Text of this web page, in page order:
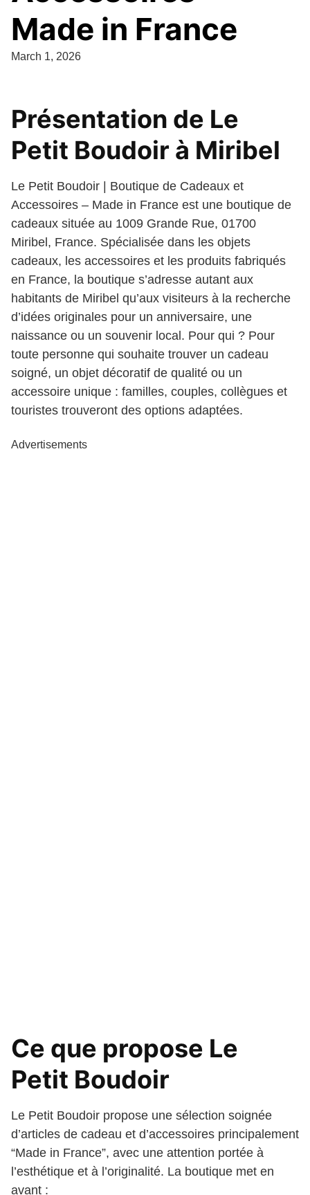
Made in France
March 1, 2026
Présentation de Le
Petit Boudoir à Miribel
Le Petit Boudoir | Boutique de Cadeaux et
Accessoires – Made in France est une boutique de
cadeaux située au 1009 Grande Rue, 01700
Miribel, France. Spécialisée dans les objets
cadeaux, les accessoires et les produits fabriqués
en France, la boutique s’adresse autant aux
habitants de Miribel qu’aux visiteurs à la recherche
d’idées originales pour un anniversaire, une
naissance ou un souvenir local. Pour qui ? Pour
toute personne qui souhaite trouver un cadeau
soigné, un objet décoratif de qualité ou un
accessoire unique : familles, couples, collègues et
touristes trouveront des options adaptées.
Advertisements
Ce que propose Le
Petit Boudoir
Le Petit Boudoir propose une sélection soignée
d’articles de cadeau et d’accessoires principalement
“Made in France”, avec une attention portée à
l’esthétique et à l’originalité. La boutique met en
avant :